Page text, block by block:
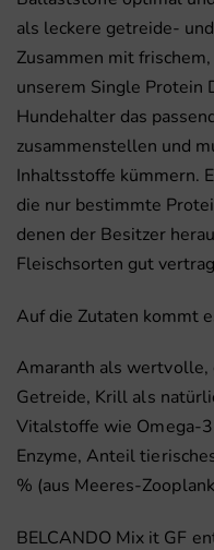
als leckere getreide-
Zusammen mit
unserem Single Protein
Hundehalter das
zusammenstellen und
Inhaltsstoffe kümmern.
die nur bestimmte
denen der Besitzer
Fleischsorten gut
Auf die Zutaten kommt
Amaranth als
Getreide, Krill als
Vitalstoffe wie Omega-
Enzyme,Anteil
% (aus Meeres-
BELCANDO Mix it GF